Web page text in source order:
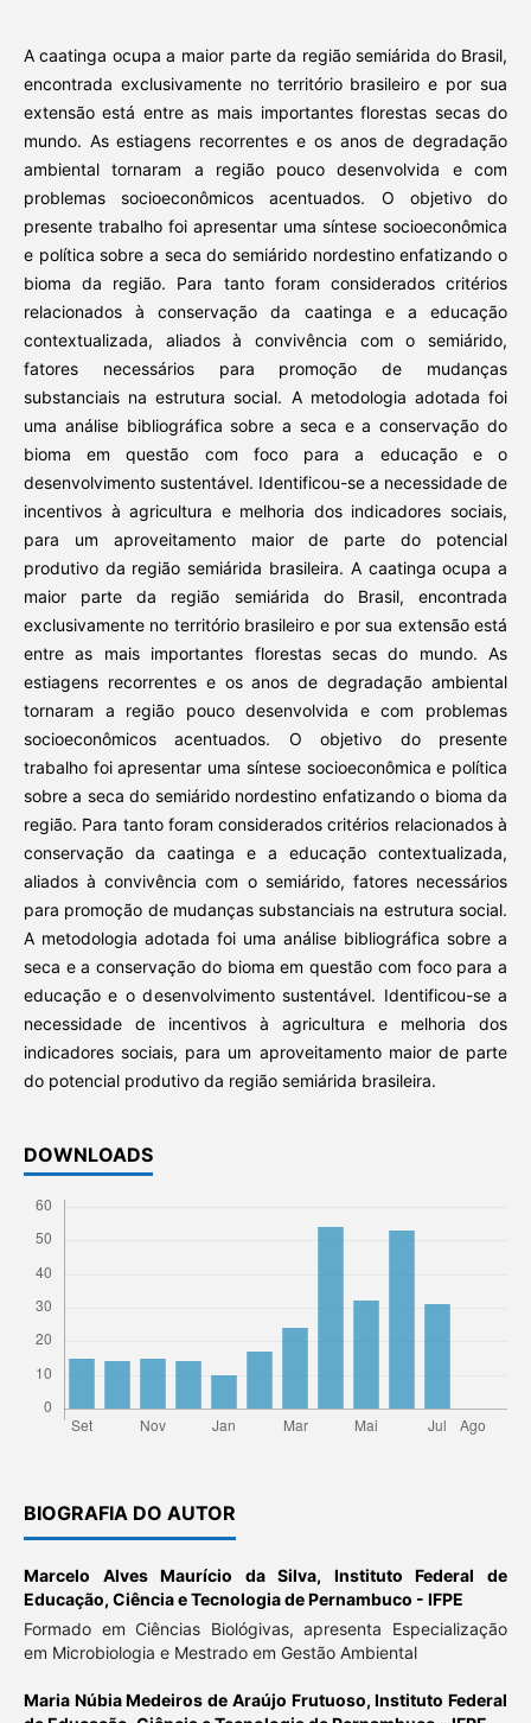
A caatinga ocupa a maior parte da região semiárida do Brasil,
encontrada exclusivamente no território brasileiro e por sua
extensão está entre as mais importantes florestas secas do
mundo. As estiagens recorrentes e os anos de degradação
ambiental tornaram a região pouco desenvolvida e com
problemas socioeconômicos acentuados. O objetivo do
presente trabalho foi apresentar uma síntese socioeconômica
e política sobre a seca do semiárido nordestino enfatizando o
bioma da região. Para tanto foram considerados critérios
relacionados à conservação da caatinga e a educação
contextualizada, aliados à convivência com o semiárido,
fatores necessários para promoção de mudanças
substanciais na estrutura social. A metodologia adotada foi
uma análise bibliográfica sobre a seca e a conservação do
bioma em questão com foco para a educação e o
desenvolvimento sustentável. Identificou-se a necessidade de
incentivos à agricultura e melhoria dos indicadores sociais,
para um aproveitamento maior de parte do potencial
produtivo da região semiárida brasileira. A caatinga ocupa a
maior parte da região semiárida do Brasil, encontrada
exclusivamente no território brasileiro e por sua extensão está
entre as mais importantes florestas secas do mundo. As
estiagens recorrentes e os anos de degradação ambiental
tornaram a região pouco desenvolvida e com problemas
socioeconômicos acentuados. O objetivo do presente
trabalho foi apresentar uma síntese socioeconômica e política
sobre a seca do semiárido nordestino enfatizando o bioma da
região. Para tanto foram considerados critérios relacionados à
conservação da caatinga e a educação contextualizada,
aliados à convivência com o semiárido, fatores necessários
para promoção de mudanças substanciais na estrutura social.
A metodologia adotada foi uma análise bibliográfica sobre a
seca e a conservação do bioma em questão com foco para a
educação e o desenvolvimento sustentável. Identificou-se a
necessidade de incentivos à agricultura e melhoria dos
indicadores sociais, para um aproveitamento maior de parte
do potencial produtivo da região semiárida brasileira.
DOWNLOADS
BIOGRAFIA DO AUTOR
Marcelo Alves Maurício da Silva, Instituto Federal de
Educação, Ciência e Tecnologia de Pernambuco - IFPE
Formado em Ciências Biológivas, apresenta Especialização
em Microbiologia e Mestrado em Gestão Ambiental
Maria Núbia Medeiros de Araújo Frutuoso,Instituto Federal